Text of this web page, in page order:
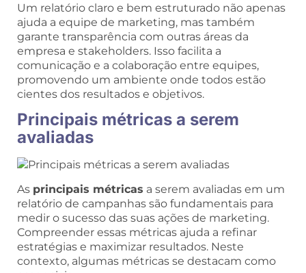
Um relatório claro e bem estruturado não apenas
ajuda a equipe de marketing, mas também
garante transparência com outras áreas da
empresa e stakeholders. Isso facilita a
comunicação e a colaboração entre equipes,
promovendo um ambiente onde todos estão
cientes dos resultados e objetivos.
Principais métricas a serem
avaliadas
As principais métricas a serem avaliadas em um
relatório de campanhas são fundamentais para
medir o sucesso das suas ações de marketing.
Compreender essas métricas ajuda a refinar
estratégias e maximizar resultados. Neste
contexto, algumas métricas se destacam como